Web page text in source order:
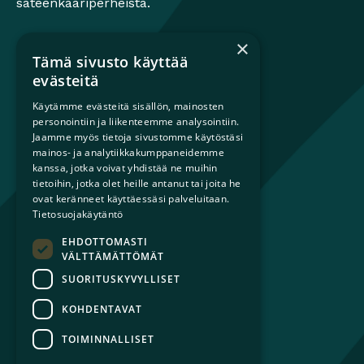
sateenkaariperheistä.
Mikä on sateenkaariperhe?
Lapsiperheille
Ammattilaisille
Päättäjille
Ajankohtaista
Tilaa uutiskirje
Liity jäseneksi
Yhteystiedot
© 2026 Sateenkaariperheet ry
×
Tämä sivusto käyttää
evästeitä
Käytämme evästeitä sisällön, mainosten
personointiin ja liikenteemme analysointiin.
Jaamme myös tietoja sivustomme käytöstäsi
mainos- ja analytiikkakumppaneidemme
kanssa, jotka voivat yhdistää ne muihin
tietoihin, jotka olet heille antanut tai joita he
ovat keränneet käyttäessäsi palveluitaan.
Tietosuojakäytäntö
EHDOTTOMASTI
VÄLTTÄMÄTTÖMÄT
SUORITUSKYVYLLISET
KOHDENTAVAT
TOIMINNALLISET